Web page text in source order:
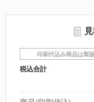
印刷代込み商品は製
税込合計